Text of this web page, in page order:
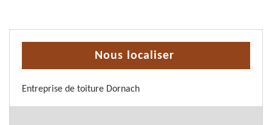
Nous localiser
Entreprise de toiture Dornach